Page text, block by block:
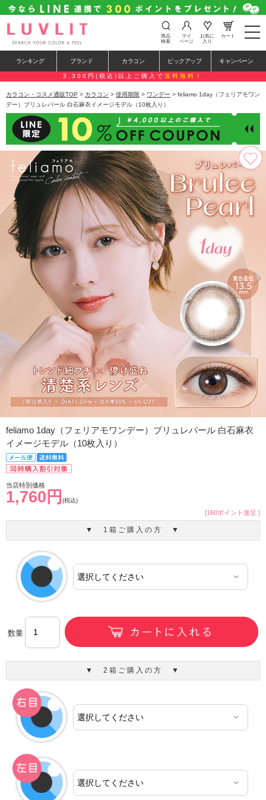
t
o
e
n
a
a
i
o
n
商品
検索
マイ
ページ
お気に
入り
カート
ランキング ブランド カラコン ピックアップ キャンペーン
3,300円(税込)以上ご購入で 送料無料！
カラコン・コスメ通販TOP > カラコン > 使用期限 > ワンデー > feliamo 1day（フェリアモワン
デー）ブリュレパール 白石麻衣イメージモデル（10枚入り）
feliamo 1day（フェリアモワンデー）ブリュレパール 白石麻衣
イメージモデル（10枚入り）
当店特別価格
1,760円 (税込)
[160ポイント進呈 ]
▼ 1箱ご購入の方 ▼
数量
▼ 2箱ご購入の方 ▼